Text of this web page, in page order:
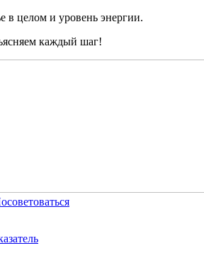
в целом и уровень энергии.
каждый шаг!